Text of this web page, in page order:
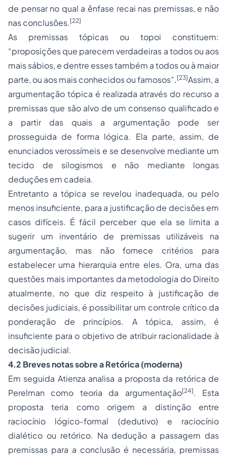
de pensar no qual a ênfase recai nas premissas, e não
nas conclusões. [22]
As premissas tópicas ou topoi constituem:
“proposições que parecem verdadeiras a todos ou aos
mais sábios, e dentre esses também a todos ou à maior
parte, ou aos mais conhecidos ou famosos”. [23]Assim, a
argumentação tópica é realizada através do recurso a
premissas que são alvo de um consenso qualificado e
a partir das quais a argumentação pode ser
prosseguida de forma lógica. Ela parte, assim, de
enunciados verossímeis e se desenvolve mediante um
tecido de silogismos e não mediante longas
deduções em cadeia.
Entretanto a tópica se revelou inadequada, ou pelo
menos insuficiente, para a justificação de decisões em
casos difíceis. É fácil perceber que ela se limita a
sugerir um inventário de premissas utilizáveis na
argumentação, mas não fornece critérios para
estabelecer uma hierarquia entre eles. Ora, uma das
questões mais importantes da metodologia do Direito
atualmente, no que diz respeito à justificação de
decisões judiciais, é possibilitar um controle crítico da
ponderação de princípios. A tópica, assim, é
insuficiente para o objetivo de atribuir racionalidade à
decisão judicial.
4.2 Breves notas sobre a Retórica (moderna)
Em seguida Atienza analisa a proposta da retórica de
Perelman como teoria da argumentação[24]. Esta
proposta teria como origem a distinção entre
raciocínio lógico-formal (dedutivo) e raciocínio
dialético ou retórico. Na dedução a passagem das
premissas para a conclusão é necessária, premissas